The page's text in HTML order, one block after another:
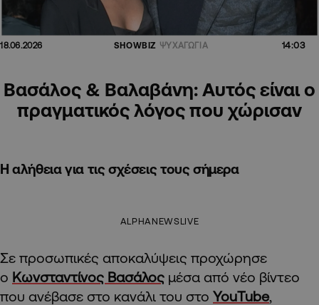
18.06.2026 SHOWBIZ ΨΥΧΑΓΩΓΙΑ 14:03
Βασάλος & Βαλαβάνη: Αυτός είναι ο
πραγματικός λόγος που χώρισαν
Η αλήθεια για τις σχέσεις τους σήμερα
ALPHANEWSLIVE
Σε προσωπικές αποκαλύψεις προχώρησε
ο Κωνσταντίνος Βασάλος μέσα από νέο βίντεο
που ανέβασε στο κανάλι του στο YouTube,